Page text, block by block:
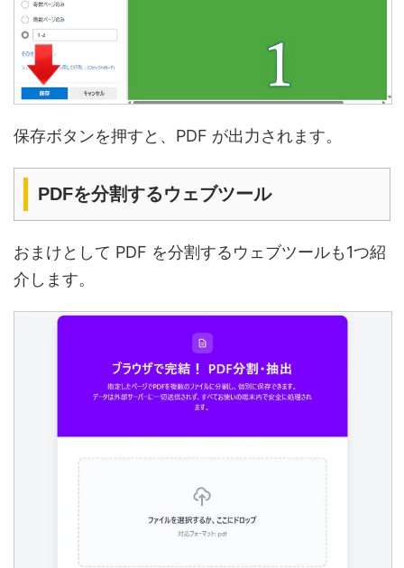
保存ボタンを押すと、PDF が出力されます。
PDFを分割するウェブツール
おまけとして PDF を分割するウェブツールも1つ紹
介します。